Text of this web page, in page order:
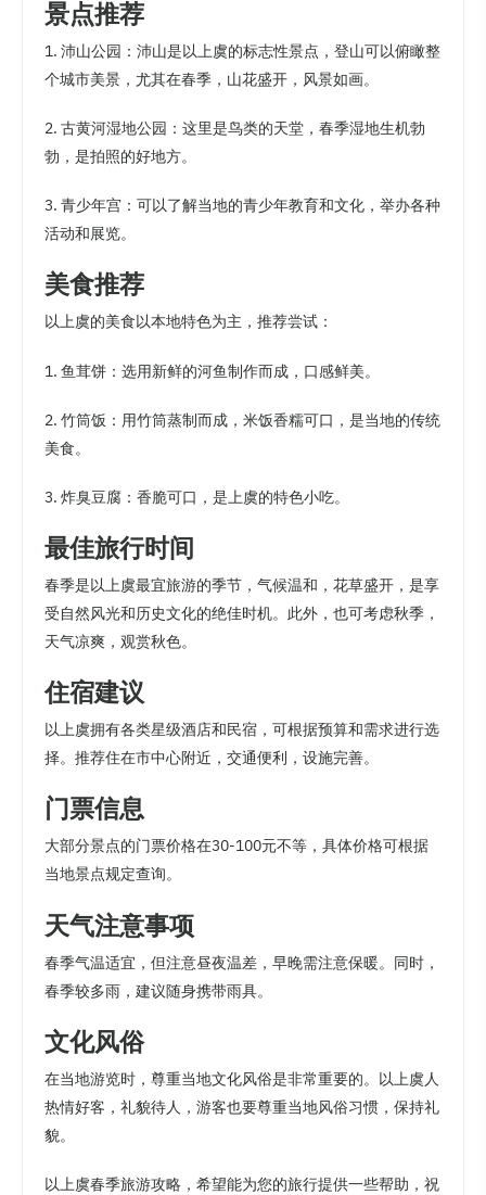
景点推荐
1. 沛山公园：沛山是以上虞的标志性景点，登山可以俯瞰整
个城市美景，尤其在春季，山花盛开，风景如画。
2. 古黄河湿地公园：这里是鸟类的天堂，春季湿地生机勃
勃，是拍照的好地方。
3. 青少年宫：可以了解当地的青少年教育和文化，举办各种
活动和展览。
美食推荐
以上虞的美食以本地特色为主，推荐尝试：
1. 鱼茸饼：选用新鲜的河鱼制作而成，口感鲜美。
2. 竹筒饭：用竹筒蒸制而成，米饭香糯可口，是当地的传统
美食。
3. 炸臭豆腐：香脆可口，是上虞的特色小吃。
最佳旅行时间
春季是以上虞最宜旅游的季节，气候温和，花草盛开，是享
受自然风光和历史文化的绝佳时机。此外，也可考虑秋季，
天气凉爽，观赏秋色。
住宿建议
以上虞拥有各类星级酒店和民宿，可根据预算和需求进行选
择。推荐住在市中心附近，交通便利，设施完善。
门票信息
大部分景点的门票价格在30-100元不等，具体价格可根据
当地景点规定查询。
天气注意事项
春季气温适宜，但注意昼夜温差，早晚需注意保暖。同时，
春季较多雨，建议随身携带雨具。
文化风俗
在当地游览时，尊重当地文化风俗是非常重要的。以上虞人
热情好客，礼貌待人，游客也要尊重当地风俗习惯，保持礼
貌。
以上虞春季旅游攻略，希望能为您的旅行提供一些帮助，祝